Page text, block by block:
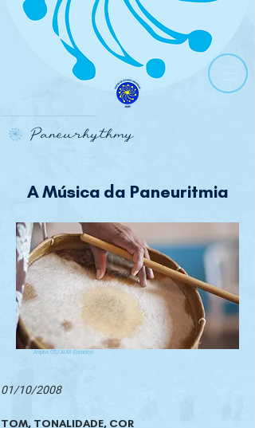
Paneurhythmy
A Música da Paneuritmia
Arquivo CEU AUM (Encontro)
01/10/2008
TOM, TONALIDADE, COR